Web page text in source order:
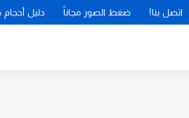
اتصل بنا! ضغط الصور مجاناً دليل